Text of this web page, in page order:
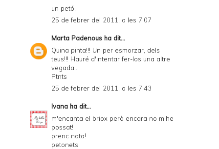
un petó,
25 de febrer del 2011, a les 7:07
Marta Padenous ha dit...
Quina pinta!!! Un per esmorzar, dels
teus!!! Hauré d'intentar fer-los una altre
vegada...
Ptnts
25 de febrer del 2011, a les 7:43
Ivana ha dit...
m'encanta el briox però encara no m'he
possat!
prenc nota!
petonets